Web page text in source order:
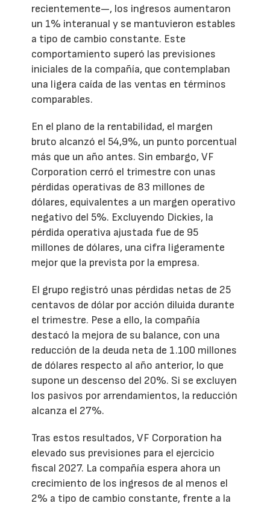
recientemente—, los ingresos aumentaron
un 1% interanual y se mantuvieron estables
a tipo de cambio constante. Este
comportamiento superó las previsiones
iniciales de la compañía, que contemplaban
una ligera caída de las ventas en términos
comparables.
En el plano de la rentabilidad, el margen
bruto alcanzó el 54,9%, un punto porcentual
más que un año antes. Sin embargo, VF
Corporation cerró el trimestre con unas
pérdidas operativas de 83 millones de
dólares, equivalentes a un margen operativo
negativo del 5%. Excluyendo Dickies, la
pérdida operativa ajustada fue de 95
millones de dólares, una cifra ligeramente
mejor que la prevista por la empresa.
El grupo registró unas pérdidas netas de 25
centavos de dólar por acción diluida durante
el trimestre. Pese a ello, la compañía
destacó la mejora de su balance, con una
reducción de la deuda neta de 1.100 millones
de dólares respecto al año anterior, lo que
supone un descenso del 20%. Si se excluyen
los pasivos por arrendamientos, la reducción
alcanza el 27%.
Tras estos resultados, VF Corporation ha
elevado sus previsiones para el ejercicio
fiscal 2027. La compañía espera ahora un
crecimiento de los ingresos de al menos el
2% a tipo de cambio constante, frente a la